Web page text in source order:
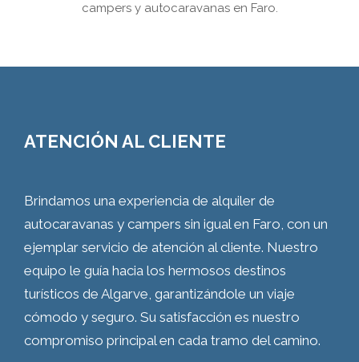
campers y autocaravanas en Faro.
ATENCIÓN AL CLIENTE
Brindamos una experiencia de alquiler de
autocaravanas y campers sin igual en Faro, con un
ejemplar servicio de atención al cliente. Nuestro
equipo le guía hacia los hermosos destinos
turísticos de Algarve, garantizándole un viaje
cómodo y seguro. Su satisfacción es nuestro
compromiso principal en cada tramo del camino.